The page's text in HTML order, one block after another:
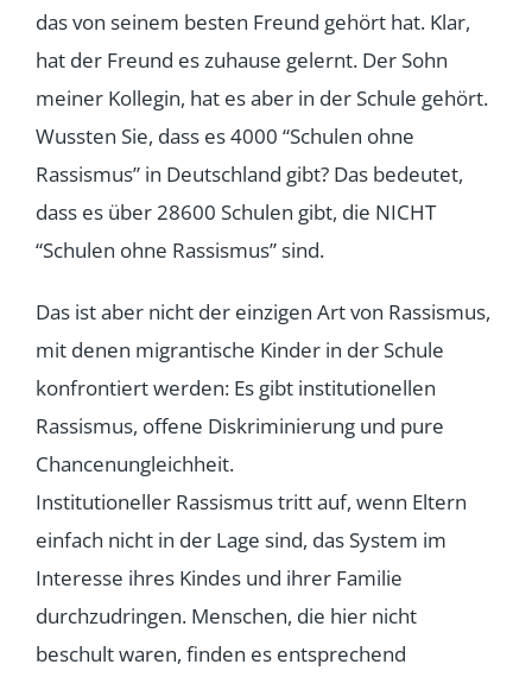
das von seinem besten Freund gehört hat. Klar,
hat der Freund es zuhause gelernt. Der Sohn
meiner Kollegin, hat es aber in der Schule gehört.
Wussten Sie, dass es 4000 “Schulen ohne
Rassismus” in Deutschland gibt? Das bedeutet,
dass es über 28600 Schulen gibt, die NICHT
“Schulen ohne Rassismus” sind.
Das ist aber nicht der einzigen Art von Rassismus,
mit denen migrantische Kinder in der Schule
konfrontiert werden: Es gibt institutionellen
Rassismus, offene Diskriminierung und pure
Chancenungleichheit.
Institutioneller Rassismus tritt auf, wenn Eltern
einfach nicht in der Lage sind, das System im
Interesse ihres Kindes und ihrer Familie
durchzudringen. Menschen, die hier nicht
beschult waren, finden es entsprechend